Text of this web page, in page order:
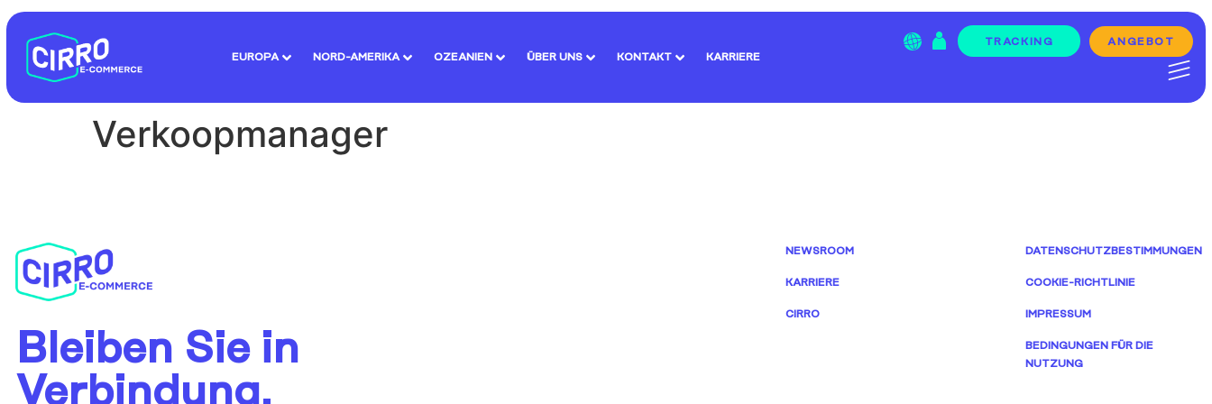
EUROPA NORD-AMERIKA OZEANIEN ÜBER UNS KONTAKT KARRIERE
Menu Item TRACKING ANGEBOT
Verkoopmanager
Bleiben Sie in
Verbindung.
NEWSROOM
KARRIERE
CIRRO
DATENSCHUTZBESTIMMUNGEN
COOKIE-RICHTLINIE
IMPRESSUM
BEDINGUNGEN FÜR DIE
NUTZUNG